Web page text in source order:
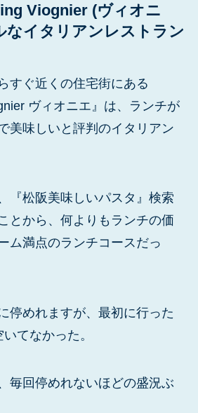
Viognier (ヴィオニ
なイタリアンレストラン
すぐ近くの住宅街にある
ヴィオニエ』は、ランチが
美味しいと評判のイタリアン
『松阪美味しいパスタ』検索
とから、何よりもランチの価
ム満点のランチコースだっ
停めれますが、最初に行った
てなかった。
毎回停めれないほどの盛況ぶ